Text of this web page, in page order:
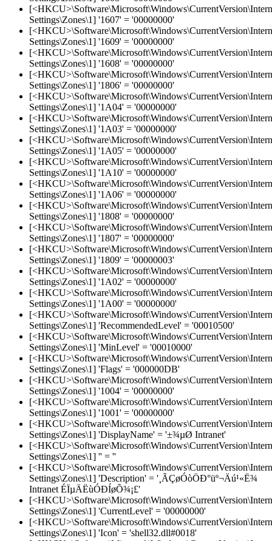
Settings\Zones\1] '1607' = '00000000'
Settings\Zones\1] '1609' = '00000000'
Settings\Zones\1] '1608' = '00000000'
Settings\Zones\1] '1806' = '00000000'
Settings\Zones\1] '1A04' = '00000000'
Settings\Zones\1] '1A03' = '00000000'
Settings\Zones\1] '1A05' = '00000000'
Settings\Zones\1] '1A10' = '00000000'
Settings\Zones\1] '1A06' = '00000000'
Settings\Zones\1] '1808' = '00000000'
Settings\Zones\1] '1807' = '00000000'
Settings\Zones\1] '1809' = '00000003'
Settings\Zones\1] '1A02' = '00000000'
Settings\Zones\1] '1A00' = '00000000'
Settings\Zones\1] 'RecommendedLevel' = '00010500'
Settings\Zones\1] 'MinLevel' = '00010000'
Settings\Zones\1] 'Flags' = '000000DB'
Settings\Zones\1] '1004' = '00000000'
Settings\Zones\1] '1001' = '00000000'
Settings\Zones\1] 'DisplayName' = '±¾µØ Intranet'
Settings\Zones\1] '' = ''
Settings\Zones\1] 'Description' = '¸ÃÇøÓòÖÐ°üº¬Äú¹«Ë¾
Intranet ÉÏµÄËùÓÐÍøÕ¾¡£'
Settings\Zones\1] 'CurrentLevel' = '00000000'
Settings\Zones\1] 'Icon' = 'shell32.dll#0018'